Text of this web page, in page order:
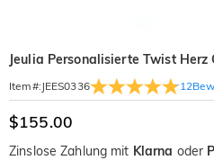
Jeulia Personalisierte Twist
Item#: JEES0336 12
$155.00
Zinslose Zahlung mit Klarna oder